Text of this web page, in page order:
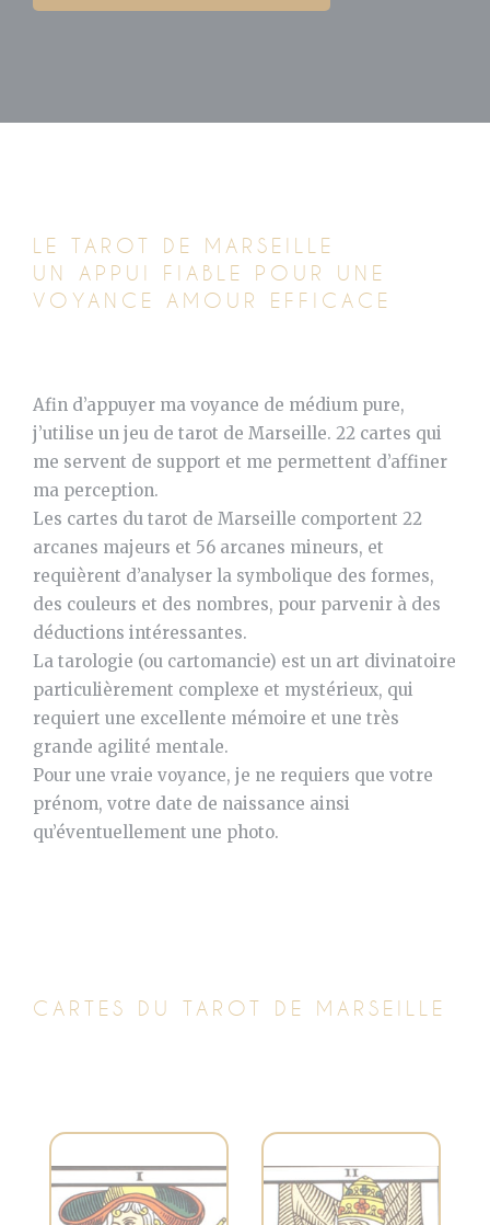
LE TAROT DE MARSEILLE
UN APPUI FIABLE POUR UNE
VOYANCE AMOUR EFFICACE
Afin d’appuyer ma voyance de médium pure,
j’utilise un jeu de tarot de Marseille. 22 cartes qui
me servent de support et me permettent d’affiner
ma perception.
Les cartes du tarot de Marseille comportent 22
arcanes majeurs et 56 arcanes mineurs, et
requièrent d’analyser la symbolique des formes,
des couleurs et des nombres, pour parvenir à des
déductions intéressantes.
La tarologie (ou cartomancie) est un art divinatoire
particulièrement complexe et mystérieux, qui
requiert une excellente mémoire et une très
grande agilité mentale.
Pour une vraie voyance, je ne requiers que votre
prénom, votre date de naissance ainsi
qu’éventuellement une photo.
CARTES DU TAROT DE MARSEILLE
Représente la
Symbolise la